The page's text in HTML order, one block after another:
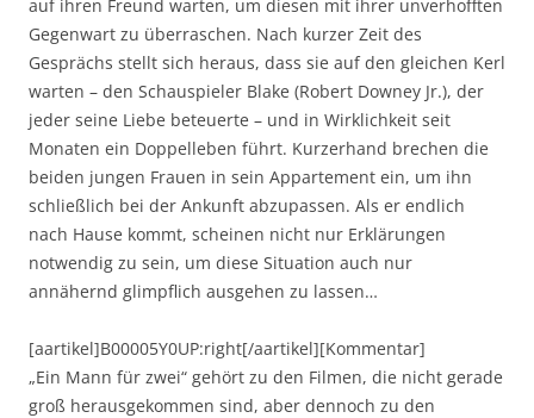
auf ihren Freund warten, um diesen mit ihrer unverhofften
Gegenwart zu überraschen. Nach kurzer Zeit des
Gesprächs stellt sich heraus, dass sie auf den gleichen Kerl
warten – den Schauspieler Blake (Robert Downey Jr.), der
jeder seine Liebe beteuerte – und in Wirklichkeit seit
Monaten ein Doppelleben führt. Kurzerhand brechen die
beiden jungen Frauen in sein Appartement ein, um ihn
schließlich bei der Ankunft abzupassen. Als er endlich
nach Hause kommt, scheinen nicht nur Erklärungen
notwendig zu sein, um diese Situation auch nur
annähernd glimpflich ausgehen zu lassen…
[aartikel]B00005Y0UP:right[/aartikel][Kommentar]
„Ein Mann für zwei“ gehört zu den Filmen, die nicht gerade
groß herausgekommen sind, aber dennoch zu den